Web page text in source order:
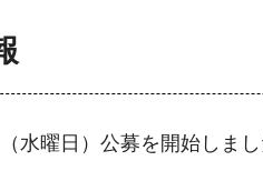
水曜日）公募を開始しまし